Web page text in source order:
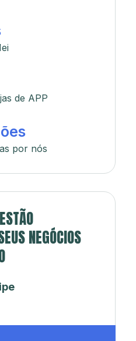
de APP
por nós
NEGÓCIOS
e sorveteria
RJ